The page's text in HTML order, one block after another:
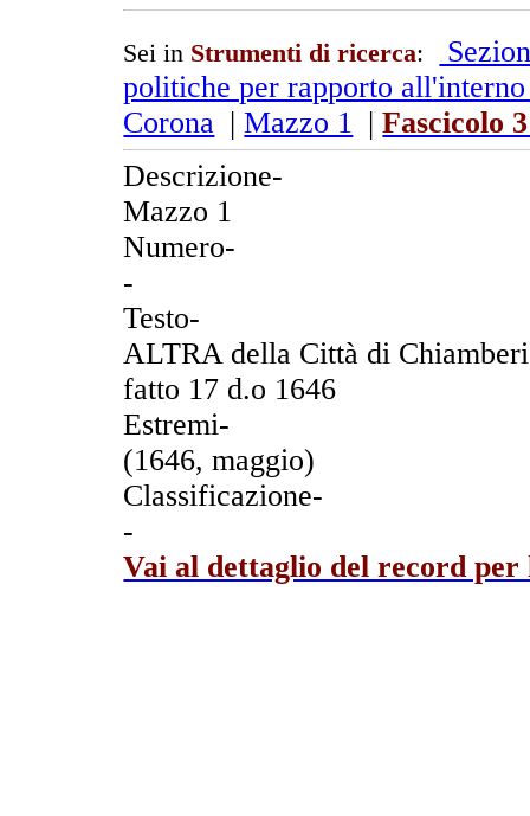
Sei in Strumenti di ricerca:
politiche per rapporto
Corona |Mazzo 1 |Fascicolo
Descrizione-
Mazzo 1
Numero-
-
Testo-
ALTRA della Città di
fatto 17 d.o 1646
Estremi-
(1646, maggio)
Classificazione-
-
Vai al dettaglio del record per